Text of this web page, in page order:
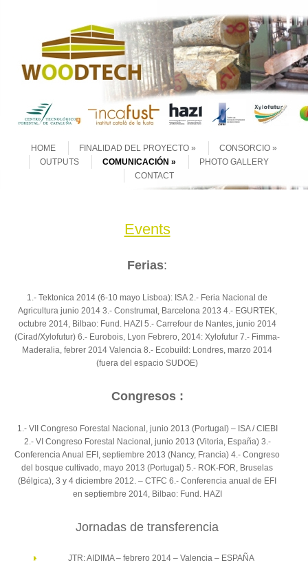
Menu
Skip to content
HOME
FINALIDAD DEL PROYECTO
CONSORCIO
OUTPUTS
COMUNICACIÓN
PHOTO GALLERY
CONTACT
Events
Ferias:
1.- Tektonica 2014 (6-10 mayo Lisboa): ISA 2.- Feria Nacional de
Agricultura junio 2014 3.- Construmat, Barcelona 2013 4.- EGURTEK,
octubre 2014, Bilbao: Fund. HAZI 5.- Carrefour de Nantes, junio 2014
(Cirad/Xylofutur) 6.- Eurobois, Lyon Febrero, 2014: Xylofutur 7.- Fimma-
Maderalia, febrer 2014 Valencia 8.- Ecobuild: Londres, marzo 2014
(fuera del espacio SUDOE)
Congresos :
1.- VII Congreso Forestal Nacional, junio 2013 (Portugal) – ISA / CIEBI
2.- VI Congreso Forestal Nacional, junio 2013 (Vitoria, España) 3.-
Conferencia Anual EFI, septiembre 2013 (Nancy, Francia) 4.- Congreso
del bosque cultivado, mayo 2013 (Portugal) 5.- ROK-FOR, Bruselas
(Bélgica), 3 y 4 diciembre 2012. – CTFC 6.- Conferencia anual de EFI
en septiembre 2014, Bilbao: Fund. HAZI
Jornadas de transferencia
JTR: AIDIMA – febrero 2014 – Valencia – ESPAÑA